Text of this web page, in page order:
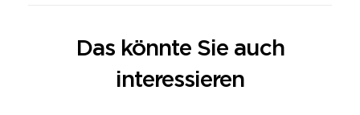
Das könnte Sie auch
interessieren